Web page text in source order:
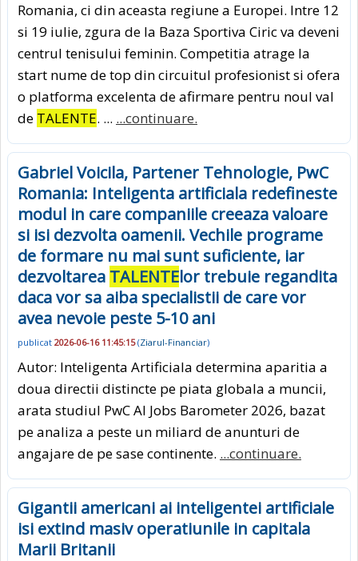
Romania, ci din aceasta regiune a Europei. Intre 12
si 19 iulie, zgura de la Baza Sportiva Ciric va deveni
centrul tenisului feminin. Competitia atrage la
start nume de top din circuitul profesionist si ofera
o platforma excelenta de afirmare pentru noul val
de TALENTE. ... ...continuare.
Gabriel Voicila, Partener Tehnologie, PwC
Romania: Inteligenta artificiala redefineste
modul in care companiile creeaza valoare
si isi dezvolta oamenii. Vechile programe
de formare nu mai sunt suficiente, iar
dezvoltarea TALENTElor trebuie regandita
daca vor sa aiba specialistii de care vor
avea nevoie peste 5-10 ani
publicat 2026-06-16 11:45:15(Ziarul-Financiar)
Autor: Inteligenta Artificiala determina aparitia a
doua directii distincte pe piata globala a muncii,
arata studiul PwC AI Jobs Barometer 2026, bazat
pe analiza a peste un miliard de anunturi de
angajare de pe sase continente. ...continuare.
Gigantii americani ai inteligentei artificiale
isi extind masiv operatiunile in capitala
Marii Britanii